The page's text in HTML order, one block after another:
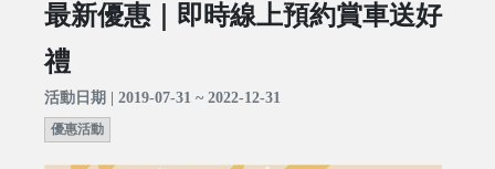
最新優惠｜即時線上預約賞車送好
禮
活動日期 | 2019-07-31 ~ 2022-12-31
優惠活動